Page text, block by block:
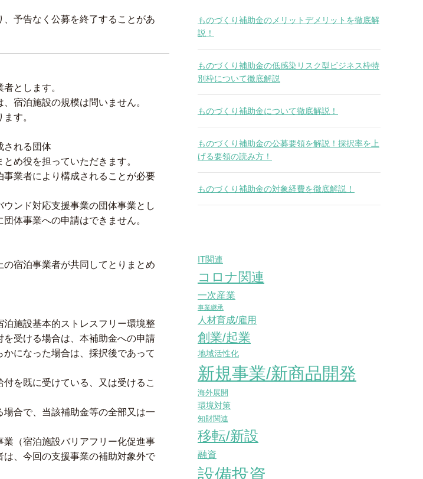
予告なく公募を終了することがあ
とします。
宿泊施設の規模は問いません。
す。
される団体
め役を担っていただきます。
業者により構成されることが必要
ンド対応支援事業の団体事業とし
体事業への申請はできません。
宿泊事業者が共同してとりまとめ
施設基本的ストレスフリー環境整
受ける場合は、本補助金への申請
になった場合は、採択後であって
を既に受けている、又は受けるこ
合で、当該補助金等の全部又は一
（宿泊施設バリアフリー化促進事
、今回の支援事業の補助対象外で
ものづくり補助金のメリットデメリットを徹底解
説！
ものづくり補助金の低感染リスク型ビジネス枠特
別枠について徹底解説
ものづくり補助金について徹底解説！
ものづくり補助金の公募要領を解説！採択率を上
げる要領の読み方！
ものづくり補助金の対象経費を徹底解説！
IT関連
コロナ関連
一次産業
事業継承
人材育成/雇用
創業/起業
地域活性化
新規事業/新商品開発
海外展開
環境対策
知財関連
移転/新設
融資
設備投資